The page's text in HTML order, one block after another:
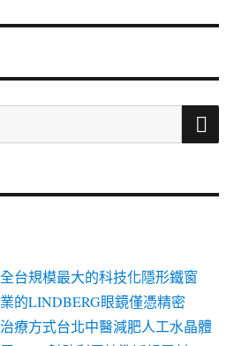
搜
台規模最大的科技化隱形鐵窗
的LINDBERG眼鏡僅憑精密
療方式台北中醫減肥人工水晶體